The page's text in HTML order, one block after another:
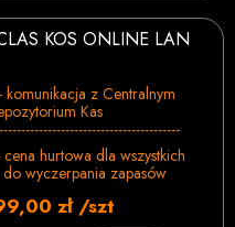
KOS ONLINE LAN
z Centralnym
Kas
hurtowa dla wszystkich
wyczerpania zapasów
zł /szt